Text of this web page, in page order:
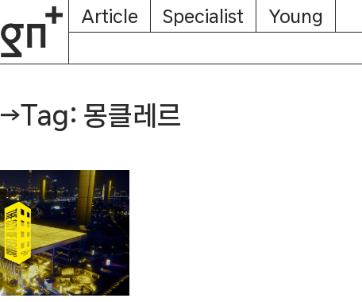
Article Specialist Young
→Tag: 몽클레르
About
Subscription
Magazine